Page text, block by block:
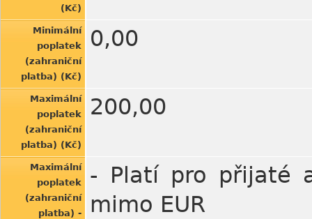
(Kč)
Minimální
poplatek
(zahraniční
platba) (Kč)
0,00
Maximální
poplatek
(zahraniční
platba) (Kč)
200,00
Maximální
poplatek
(zahraniční
platba) -
- Platí pro přijaté
mimo EUR